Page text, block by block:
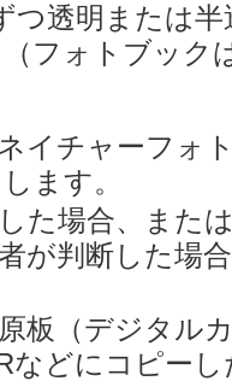
つ透明または
フォトブック
イチャーフォ
ます。
た場合、また
が判断した場
板（デジタル
などにコピー